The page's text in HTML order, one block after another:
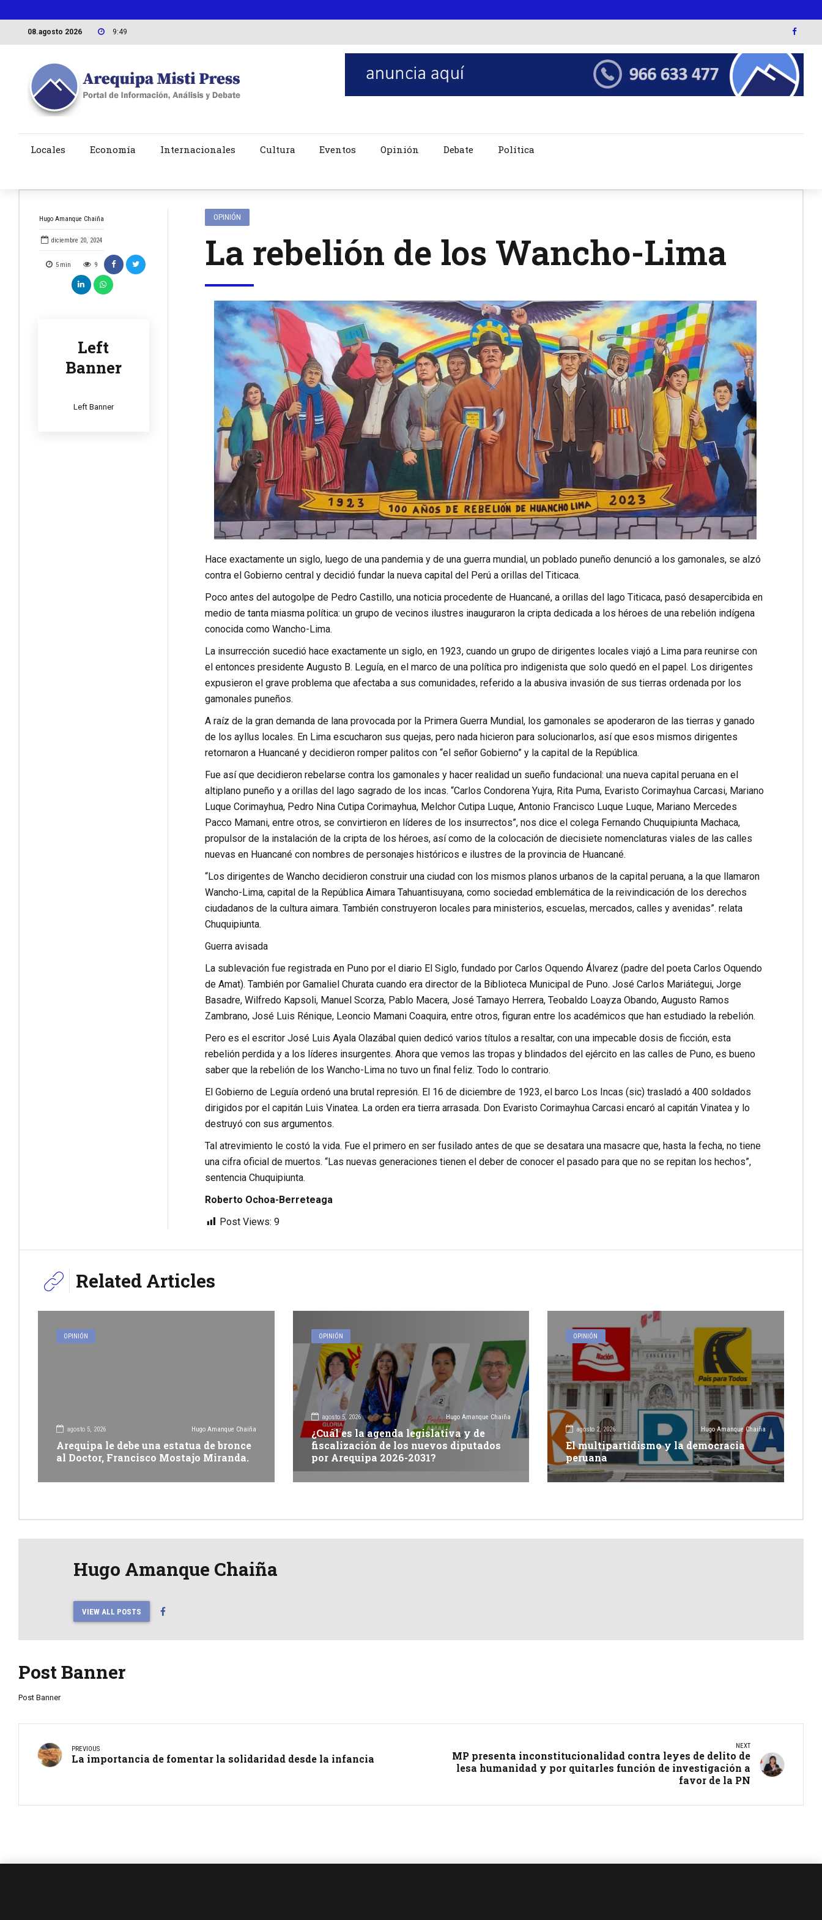
08.agosto 2026 9:49
Locales Economía Internacionales Cultura Eventos Opinión Debate Política
Hugo Amanque Chaiña
diciembre 20, 2024
5 min 9
Left
Banner
Left Banner
OPINIÓN
La rebelión de los Wancho-Lima
Hace exactamente un siglo, luego de una pandemia y de una guerra mundial, un poblado puneño denunció a los gamonales, se alzó
contra el Gobierno central y decidió fundar la nueva capital del Perú a orillas del Titicaca.
Poco antes del autogolpe de Pedro Castillo, una noticia procedente de Huancané, a orillas del lago Titicaca, pasó desapercibida en
medio de tanta miasma política: un grupo de vecinos ilustres inauguraron la cripta dedicada a los héroes de una rebelión indígena
conocida como Wancho-Lima.
La insurrección sucedió hace exactamente un siglo, en 1923, cuando un grupo de dirigentes locales viajó a Lima para reunirse con
el entonces presidente Augusto B. Leguía, en el marco de una política pro indigenista que solo quedó en el papel. Los dirigentes
expusieron el grave problema que afectaba a sus comunidades, referido a la abusiva invasión de sus tierras ordenada por los
gamonales puneños.
A raíz de la gran demanda de lana provocada por la Primera Guerra Mundial, los gamonales se apoderaron de las tierras y ganado
de los ayllus locales. En Lima escucharon sus quejas, pero nada hicieron para solucionarlos, así que esos mismos dirigentes
retornaron a Huancané y decidieron romper palitos con “el señor Gobierno” y la capital de la República.
Fue así que decidieron rebelarse contra los gamonales y hacer realidad un sueño fundacional: una nueva capital peruana en el
altiplano puneño y a orillas del lago sagrado de los incas. “Carlos Condorena Yujra, Rita Puma, Evaristo Corimayhua Carcasi, Mariano
Luque Corimayhua, Pedro Nina Cutipa Corimayhua, Melchor Cutipa Luque, Antonio Francisco Luque Luque, Mariano Mercedes
Pacco Mamani, entre otros, se convirtieron en líderes de los insurrectos”, nos dice el colega Fernando Chuquipiunta Machaca,
propulsor de la instalación de la cripta de los héroes, así como de la colocación de diecisiete nomenclaturas viales de las calles
nuevas en Huancané con nombres de personajes históricos e ilustres de la provincia de Huancané.
“Los dirigentes de Wancho decidieron construir una ciudad con los mismos planos urbanos de la capital peruana, a la que llamaron
Wancho-Lima, capital de la República Aimara Tahuantisuyana, como sociedad emblemática de la reivindicación de los derechos
ciudadanos de la cultura aimara. También construyeron locales para ministerios, escuelas, mercados, calles y avenidas”. relata
Chuquipiunta.
Guerra avisada
La sublevación fue registrada en Puno por el diario El Siglo, fundado por Carlos Oquendo Álvarez (padre del poeta Carlos Oquendo
de Amat). También por Gamaliel Churata cuando era director de la Biblioteca Municipal de Puno. José Carlos Mariátegui, Jorge
Basadre, Wilfredo Kapsoli, Manuel Scorza, Pablo Macera, José Tamayo Herrera, Teobaldo Loayza Obando, Augusto Ramos
Zambrano, José Luis Rénique, Leoncio Mamani Coaquira, entre otros, figuran entre los académicos que han estudiado la rebelión.
Pero es el escritor José Luis Ayala Olazábal quien dedicó varios títulos a resaltar, con una impecable dosis de ficción, esta
rebelión perdida y a los líderes insurgentes. Ahora que vemos las tropas y blindados del ejército en las calles de Puno, es bueno
saber que la rebelión de los Wancho-Lima no tuvo un final feliz. Todo lo contrario.
El Gobierno de Leguía ordenó una brutal represión. El 16 de diciembre de 1923, el barco Los Incas (sic) trasladó a 400 soldados
dirigidos por el capitán Luis Vinatea. La orden era tierra arrasada. Don Evaristo Corimayhua Carcasi encaró al capitán Vinatea y lo
destruyó con sus argumentos.
Tal atrevimiento le costó la vida. Fue el primero en ser fusilado antes de que se desatara una masacre que, hasta la fecha, no tiene
una cifra oficial de muertos. “Las nuevas generaciones tienen el deber de conocer el pasado para que no se repitan los hechos”,
sentencia Chuquipiunta.
Roberto Ochoa-Berreteaga
Post Views: 9
Related Articles
OPINIÓN
agosto 5, 2026 Hugo Amanque Chaiña
Arequipa le debe una estatua de bronce
al Doctor, Francisco Mostajo Miranda.
OPINIÓN
agosto 5, 2026 Hugo Amanque Chaiña
¿Cuál es la agenda legislativa y de
fiscalización de los nuevos diputados
por Arequipa 2026-2031?
OPINIÓN
agosto 2, 2026 Hugo Amanque Chaiña
El multipartidismo y la democracia
peruana
Hugo Amanque Chaiña
VIEW ALL POSTS
Post Banner
Post Banner
PREVIOUS
La importancia de fomentar la solidaridad desde la infancia
NEXT
MP presenta inconstitucionalidad contra leyes de delito de
lesa humanidad y por quitarles función de investigación a
favor de la PN